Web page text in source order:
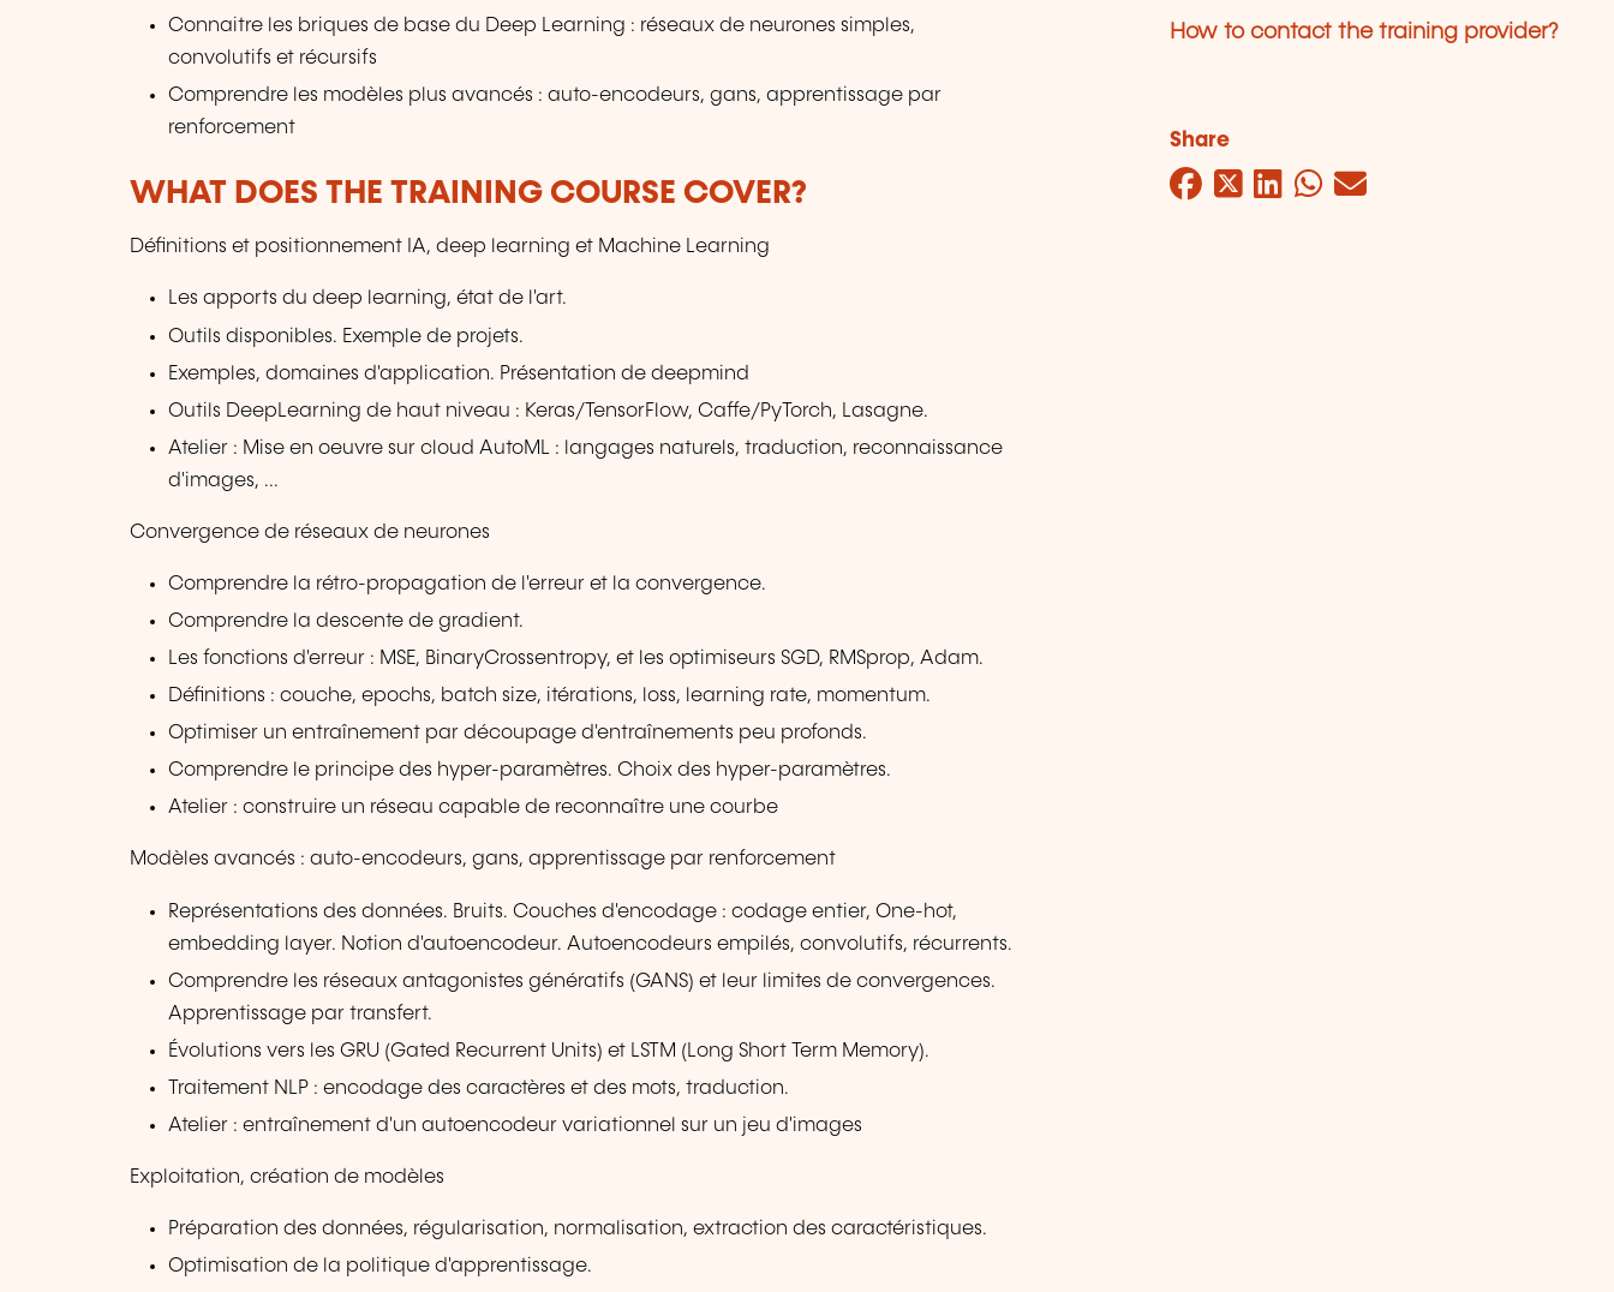
Connaitre les briques de base du Deep Learning : réseaux de neurones simples,
convolutifs et récursifs
Comprendre les modèles plus avancés : auto-encodeurs, gans, apprentissage par
renforcement
WHAT DOES THE TRAINING COURSE COVER?
Définitions et positionnement IA, deep learning et Machine Learning
Les apports du deep learning, état de l'art.
Outils disponibles. Exemple de projets.
Exemples, domaines d'application. Présentation de deepmind
Outils DeepLearning de haut niveau : Keras/TensorFlow, Caffe/PyTorch, Lasagne.
Atelier : Mise en oeuvre sur cloud AutoML : langages naturels, traduction, reconnaissance
d'images, ...
Convergence de réseaux de neurones
Comprendre la rétro-propagation de l'erreur et la convergence.
Comprendre la descente de gradient.
Les fonctions d'erreur : MSE, BinaryCrossentropy, et les optimiseurs SGD, RMSprop, Adam.
Définitions : couche, epochs, batch size, itérations, loss, learning rate, momentum.
Optimiser un entraînement par découpage d'entraînements peu profonds.
Comprendre le principe des hyper-paramètres. Choix des hyper-paramètres.
Atelier : construire un réseau capable de reconnaître une courbe
Modèles avancés : auto-encodeurs, gans, apprentissage par renforcement
Représentations des données. Bruits. Couches d'encodage : codage entier, One-hot,
embedding layer. Notion d'autoencodeur. Autoencodeurs empilés, convolutifs, récurrents.
Comprendre les réseaux antagonistes génératifs (GANS) et leur limites de convergences.
Apprentissage par transfert.
Évolutions vers les GRU (Gated Recurrent Units) et LSTM (Long Short Term Memory).
Traitement NLP : encodage des caractères et des mots, traduction.
Atelier : entraînement d'un autoencodeur variationnel sur un jeu d'images
Exploitation, création de modèles
Préparation des données, régularisation, normalisation, extraction des caractéristiques.
Optimisation de la politique d'apprentissage.
How to contact the training provider?
Share
Facebook
Twitter
LinkedIn
WhatsApp
Mail